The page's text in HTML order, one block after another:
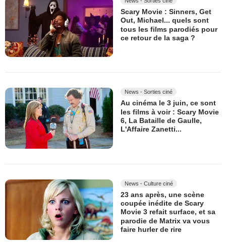
Scary Movie : Sinners, Get
Out, Michael... quels sont
tous les films parodiés pour
ce retour de la saga ?
News - Sorties ciné
Au cinéma le 3 juin, ce sont
les films à voir : Scary Movie
6, La Bataille de Gaulle,
L'Affaire Zanetti...
News - Culture ciné
23 ans après, une scène
coupée inédite de Scary
Movie 3 refait surface, et sa
parodie de Matrix va vous
faire hurler de rire